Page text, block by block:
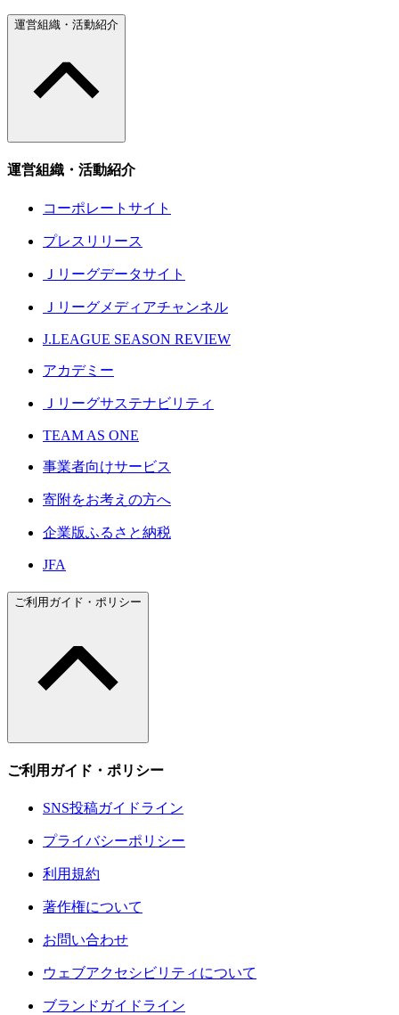
運営組織・活動紹介
運営組織・活動紹介
コーポレートサイト
プレスリリース
Ｊリーグデータサイト
Ｊリーグメディアチャンネル
J.LEAGUE SEASON REVIEW
アカデミー
Ｊリーグサステナビリティ
TEAM AS ONE
事業者向けサービス
寄附をお考えの方へ
企業版ふるさと納税
JFA
ご利用ガイド・ポリシー
ご利用ガイド・ポリシー
SNS投稿ガイドライン
プライバシーポリシー
利用規約
著作権について
お問い合わせ
ウェブアクセシビリティについて
ブランドガイドライン